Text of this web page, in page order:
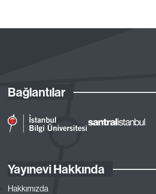
Bağlantılar
Yayınevi Hakkında
Hakkımızda